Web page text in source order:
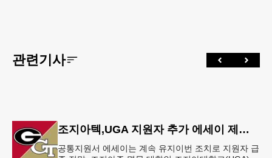
관련기사
조지아텍,UGA 지원자 추가 에세이 제출 폐지
공통지원서 에세이는 계속 유지이번 조치로 지원자 급